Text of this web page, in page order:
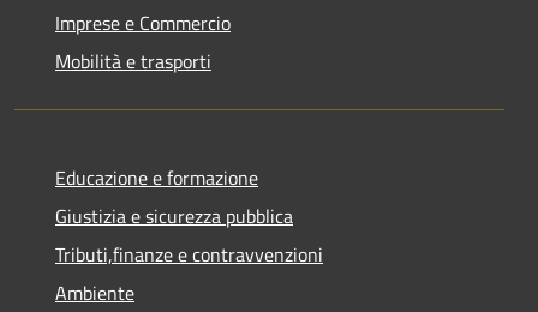
Imprese e Commercio
Mobilità e trasporti
Educazione e formazione
Giustizia e sicurezza pubblica
Tributi,finanze e contravvenzioni
Ambiente